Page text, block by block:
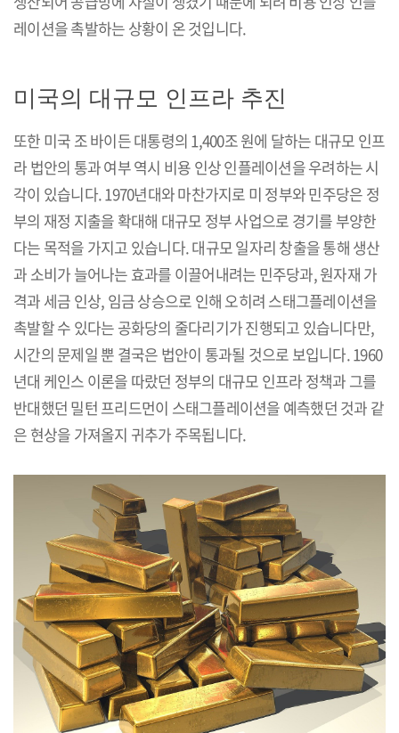
레이션을 촉발하는 상황이 온 것입니다.
미국의 대규모 인프라 추진
또한 미국 조 바이든 대통령의 1,400조 원에 달하는 대규모 인프
라 법안의 통과 여부 역시 비용 인상 인플레이션을 우려하는 시
각이 있습니다. 1970년대와 마찬가지로 미 정부와 민주당은 정
부의 재정 지출을 확대해 대규모 정부 사업으로 경기를 부양한
다는 목적을 가지고 있습니다. 대규모 일자리 창출을 통해 생산
과 소비가 늘어나는 효과를 이끌어내려는 민주당과, 원자재 가
격과 세금 인상, 임금 상승으로 인해 오히려 스태그플레이션을
촉발할 수 있다는 공화당의 줄다리기가 진행되고 있습니다만,
시간의 문제일 뿐 결국은 법안이 통과될 것으로 보입니다. 1960
년대 케인스 이론을 따랐던 정부의 대규모 인프라 정책과 그를
반대했던 밀턴 프리드먼이 스태그플레이션을 예측했던 것과 같
은 현상을 가져올지 귀추가 주목됩니다.